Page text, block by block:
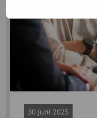
30 juni 2025